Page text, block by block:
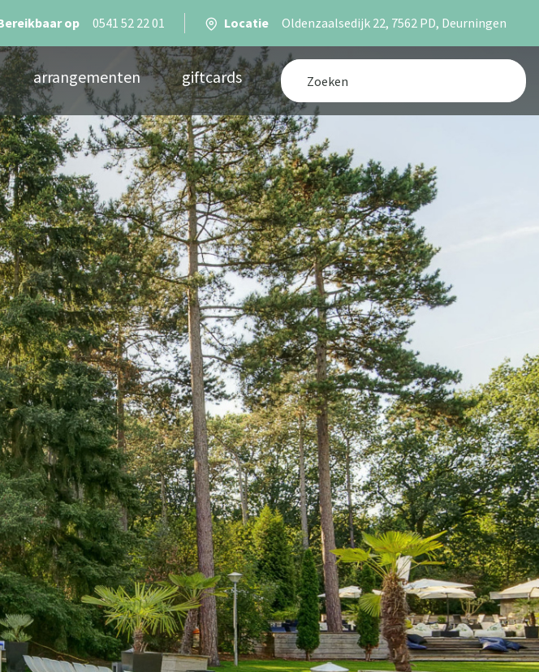
op 0541 52 22 01 Locatie Oldenzaalsedijk 22, 7562 PD, Deurningen
arrangementen giftcards